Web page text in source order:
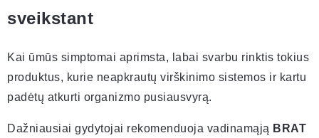
sveikstant
Kai ūmūs simptomai aprimsta, labai svarbu rinktis tokius
produktus, kurie neapkrautų virškinimo sistemos ir kartu
padėtų atkurti organizmo pusiausvyrą.
Dažniausiai gydytojai rekomenduoja vadinamąją BRAT